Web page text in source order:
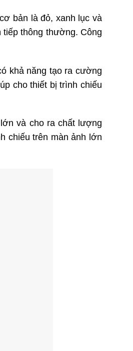
bản là đỏ, xanh lục và
tiếp thông thường. Công
khả năng tạo ra cường
cho thiết bị trình chiếu
và cho ra chất lượng
chiếu trên màn ảnh lớn